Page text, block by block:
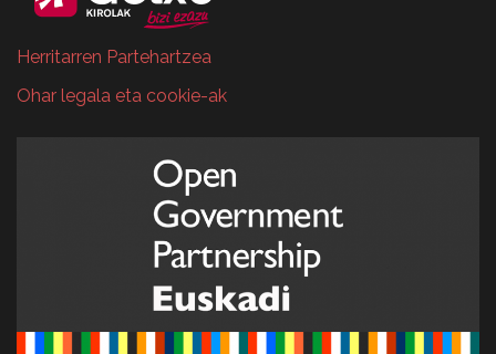
Herritarren Partehartzea
Ohar legala eta cookie-ak